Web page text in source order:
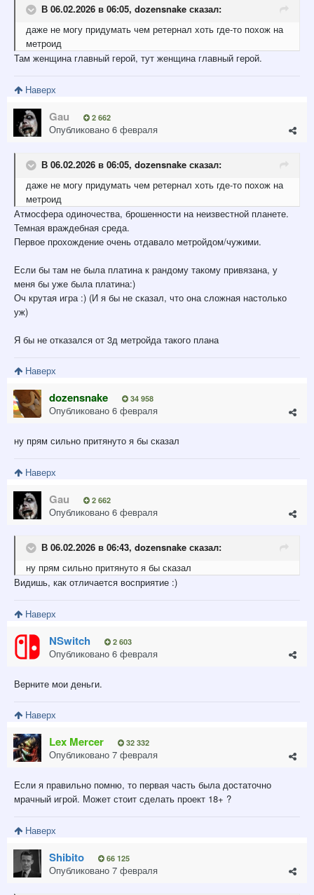
В 06.02.2026 в 06:05, dozensnake сказал:
даже не могу придумать чем ретернал хоть где-то похож на
метроид
Там женщина главный герой, тут женщина главный герой.
Наверх
Gau 2 662
Опубликовано 6 февраля
В 06.02.2026 в 06:05, dozensnake сказал:
даже не могу придумать чем ретернал хоть где-то похож на
метроид
Атмосфера одиночества, брошенности на неизвестной планете.
Темная враждебная среда.
Первое прохождение очень отдавало метройдом/чужими.
Если бы там не была платина к рандому такому привязана, у
меня бы уже была платина:)
Оч крутая игра :) (И я бы не сказал, что она сложная настолько
уж)
Я бы не отказался от 3д метройда такого плана
Наверх
dozensnake 34 958
Опубликовано 6 февраля
ну прям сильно притянуто я бы сказал
Наверх
Gau 2 662
Опубликовано 6 февраля
В 06.02.2026 в 06:43, dozensnake сказал:
ну прям сильно притянуто я бы сказал
Видишь, как отличается восприятие :)
Наверх
NSwitch 2 603
Опубликовано 6 февраля
Верните мои деньги.
Наверх
Lex Mercer 32 332
Опубликовано 7 февраля
Если я правильно помню, то первая часть была достаточно
мрачный игрой. Может стоит сделать проект 18+ ?
Наверх
Shibito 66 125
Опубликовано 7 февраля